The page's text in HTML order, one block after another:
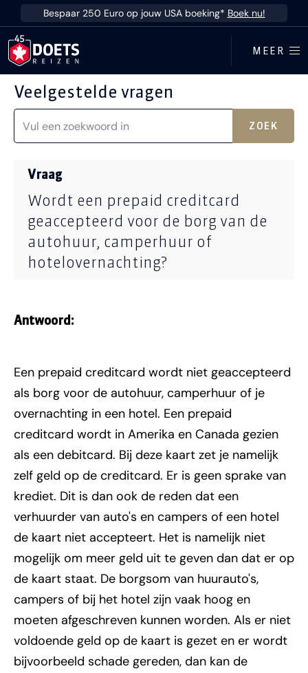
Ga direct naar inhoud
Bespaar 250 Euro op jouw USA boeking* Boek nu!
MEER
Veelgestelde vragen
ZOEK
Vraag
Wordt een prepaid creditcard
geaccepteerd voor de borg van de
autohuur, camperhuur of
hotelovernachting?
Antwoord:
Een prepaid creditcard wordt niet geaccepteerd
als borg voor de autohuur, camperhuur of je
overnachting in een hotel. Een prepaid
creditcard wordt in Amerika en Canada gezien
als een debitcard. Bij deze kaart zet je namelijk
zelf geld op de creditcard. Er is geen sprake van
krediet. Dit is dan ook de reden dat een
verhuurder van auto's en campers of een hotel
de kaart niet accepteert. Het is namelijk niet
mogelijk om meer geld uit te geven dan dat er op
de kaart staat. De borgsom van huurauto's,
campers of bij het hotel zijn vaak hoog en
moeten afgeschreven kunnen worden. Als er niet
voldoende geld op de kaart is gezet en er wordt
bijvoorbeeld schade gereden, dan kan de